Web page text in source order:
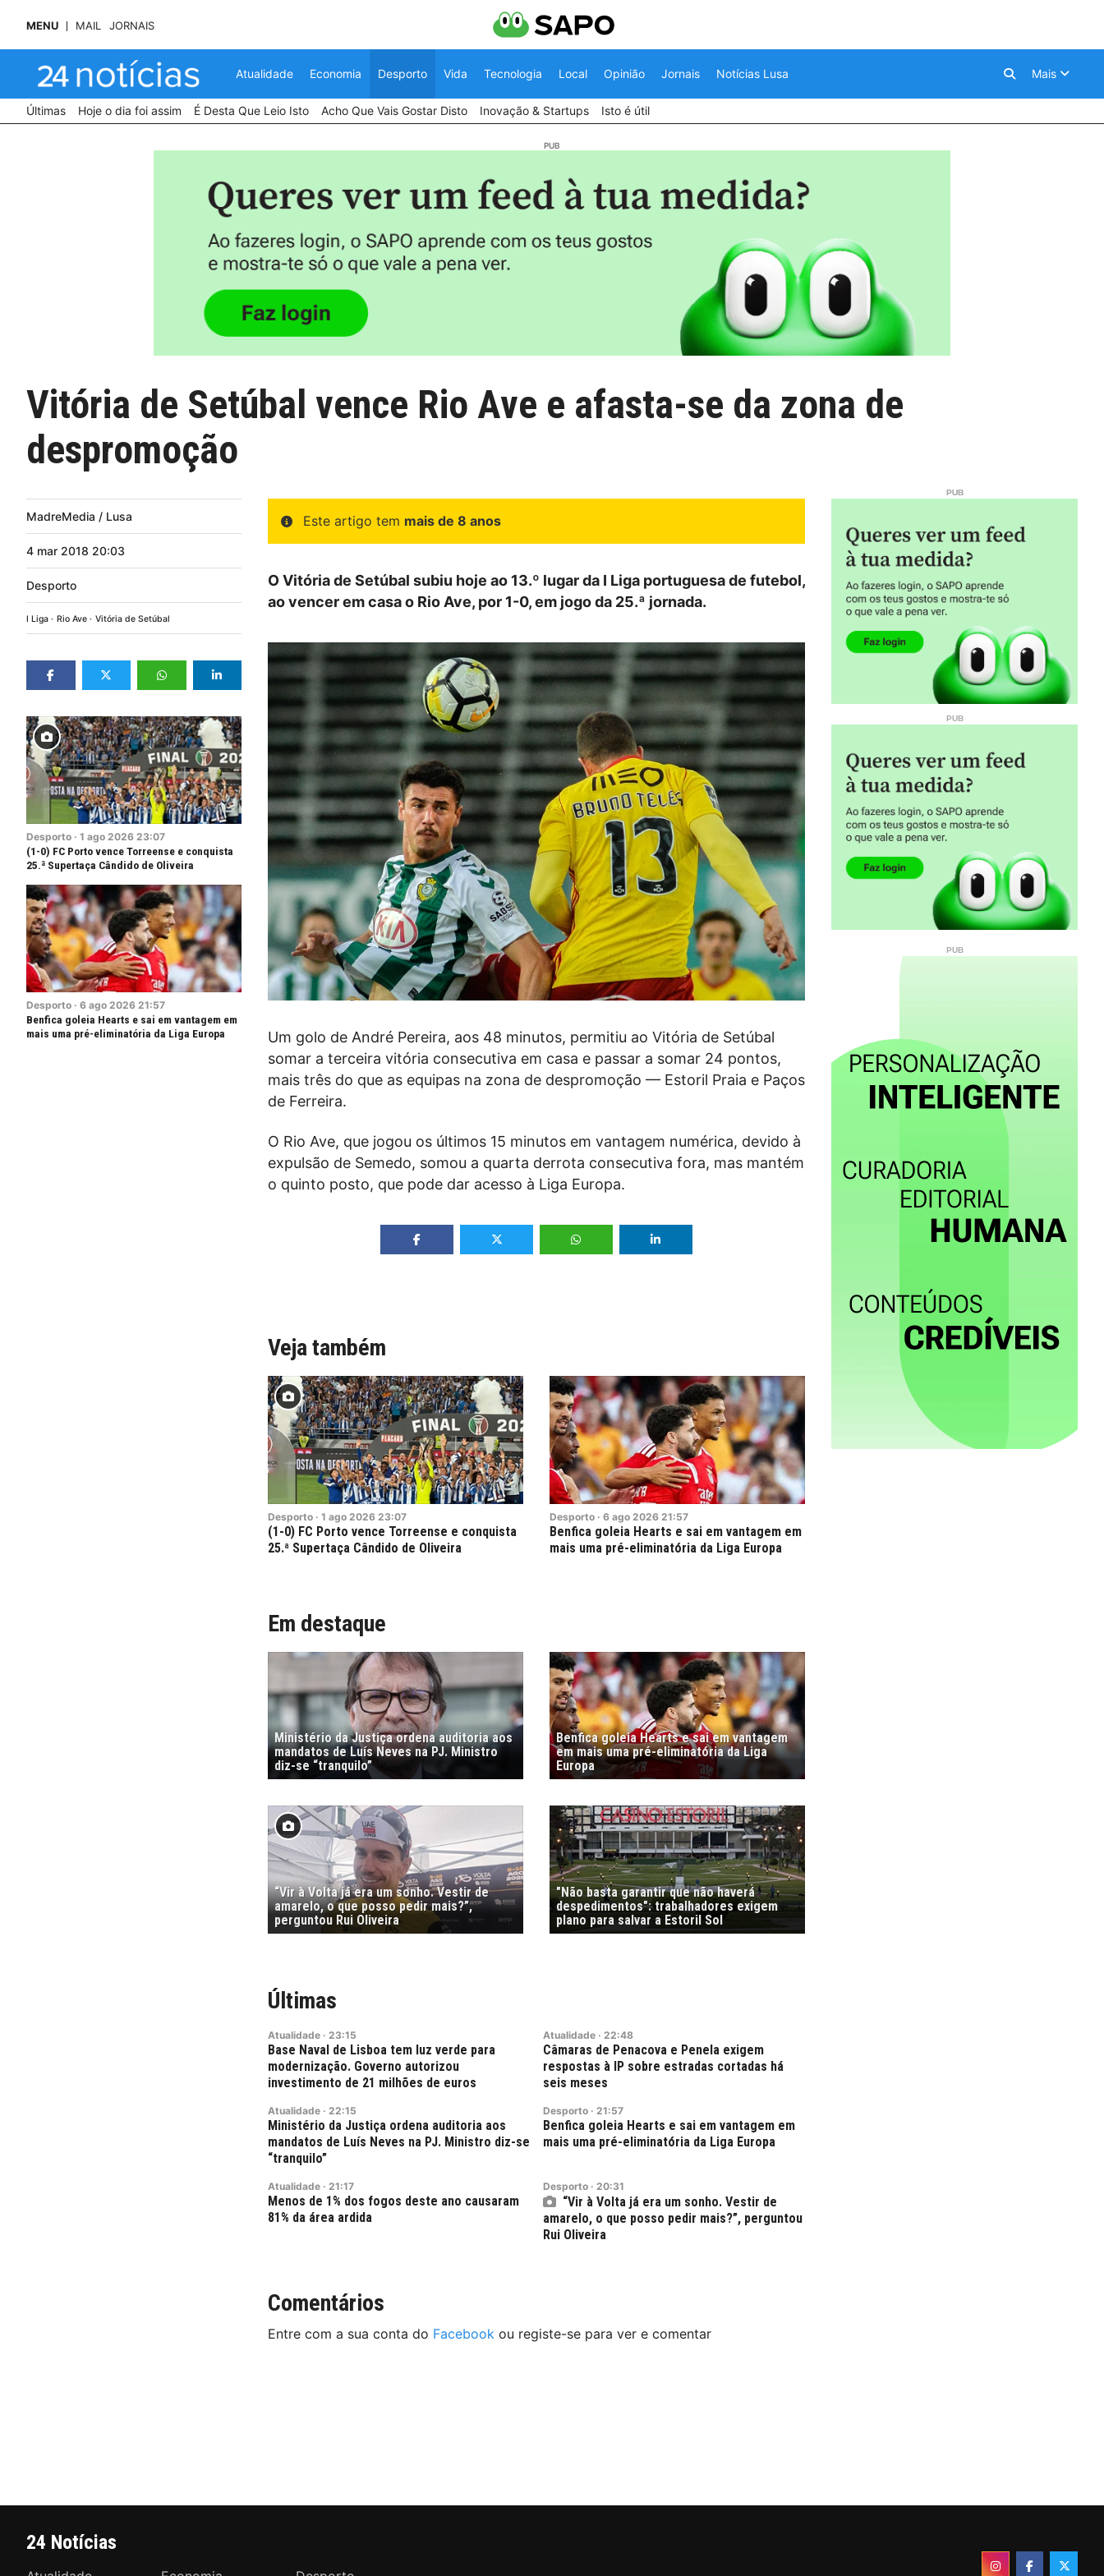
MENU MAIL JORNAIS
Atualidade Economia Desporto Vida Tecnologia Local Opinião Jornais Notícias Lusa Mais
Últimas Hoje o dia foi assim É Desta Que Leio Isto Acho Que Vais Gostar Disto Inovação & Startups Isto é útil
Vitória de Setúbal vence Rio Ave e afasta-se da zona de
despromoção
MadreMedia / Lusa
4 mar 2018 20:03
Desporto
I Liga Rio Ave Vitória de Setúbal
Desporto · 1 ago 2026 23:07
(1-0) FC Porto vence Torreense e conquista
25.ª Supertaça Cândido de Oliveira
Desporto · 6 ago 2026 21:57
Benfica goleia Hearts e sai em vantagem em
mais uma pré-eliminatória da Liga Europa
Este artigo tem mais de 8 anos
O Vitória de Setúbal subiu hoje ao 13.º lugar da I Liga portuguesa de futebol,
ao vencer em casa o Rio Ave, por 1-0, em jogo da 25.ª jornada.
Um golo de André Pereira, aos 48 minutos, permitiu ao Vitória de Setúbal
somar a terceira vitória consecutiva em casa e passar a somar 24 pontos,
mais três do que as equipas na zona de despromoção — Estoril Praia e Paços
de Ferreira.
O Rio Ave, que jogou os últimos 15 minutos em vantagem numérica, devido à
expulsão de Semedo, somou a quarta derrota consecutiva fora, mas mantém
o quinto posto, que pode dar acesso à Liga Europa.
Veja também
Desporto · 1 ago 2026 23:07
(1-0) FC Porto vence Torreense e conquista
25.ª Supertaça Cândido de Oliveira
Desporto · 6 ago 2026 21:57
Benfica goleia Hearts e sai em vantagem em
mais uma pré-eliminatória da Liga Europa
Em destaque
Ministério da Justiça ordena auditoria aos
mandatos de Luís Neves na PJ. Ministro
diz-se “tranquilo”
Benfica goleia Hearts e sai em vantagem
em mais uma pré-eliminatória da Liga
Europa
“Vir à Volta já era um sonho. Vestir de
amarelo, o que posso pedir mais?”,
perguntou Rui Oliveira
"Não basta garantir que não haverá
despedimentos": trabalhadores exigem
plano para salvar a Estoril Sol
Últimas
Atualidade · 23:15
Base Naval de Lisboa tem luz verde para
modernização. Governo autorizou
investimento de 21 milhões de euros
Atualidade · 22:48
Câmaras de Penacova e Penela exigem
respostas à IP sobre estradas cortadas há
seis meses
Atualidade · 22:15
Ministério da Justiça ordena auditoria aos
mandatos de Luís Neves na PJ. Ministro diz-se
“tranquilo”
Desporto · 21:57
Benfica goleia Hearts e sai em vantagem em
mais uma pré-eliminatória da Liga Europa
Atualidade · 21:17
Menos de 1% dos fogos deste ano causaram
81% da área ardida
Desporto · 20:31
“Vir à Volta já era um sonho. Vestir de
amarelo, o que posso pedir mais?”, perguntou
Rui Oliveira
Comentários
Entre com a sua conta do Facebook ou registe-se para ver e comentar
24 Notícias